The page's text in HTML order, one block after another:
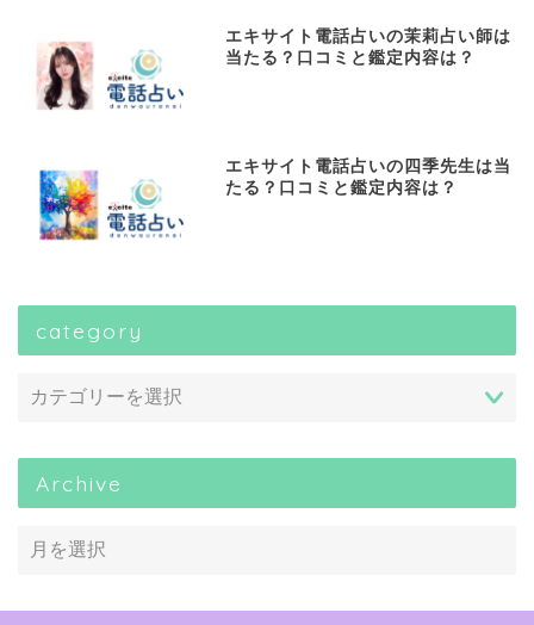
エキサイト電話占いの茉莉占い師は
当たる？口コミと鑑定内容は？
エキサイト電話占いの四季先生は当
たる？口コミと鑑定内容は？
category
Archive